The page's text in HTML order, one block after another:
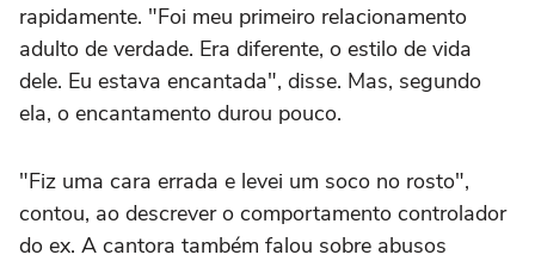
rapidamente. "Foi meu primeiro relacionamento
adulto de verdade. Era diferente, o estilo de vida
dele. Eu estava encantada", disse. Mas, segundo
ela, o encantamento durou pouco.
"Fiz uma cara errada e levei um soco no rosto",
contou, ao descrever o comportamento controlador
do ex. A cantora também falou sobre abusos